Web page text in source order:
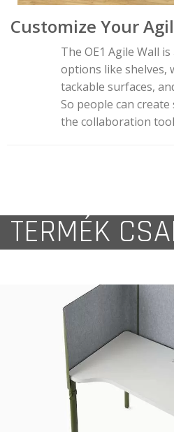
Customize Your
The OE1 Agile Wall
options like shelves,
tackable surfaces,
So people can create
the collaboration
TERMÉK